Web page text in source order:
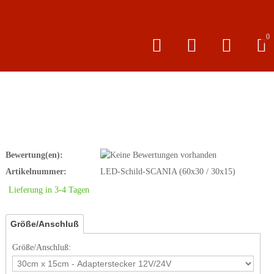
0
Bewertung(en):
Artikelnummer:
LED-Schild-SCANIA (60x30 / 30x15)
Lieferung in 3-4 Tagen
Größe/Anschluß
Größe/Anschluß: